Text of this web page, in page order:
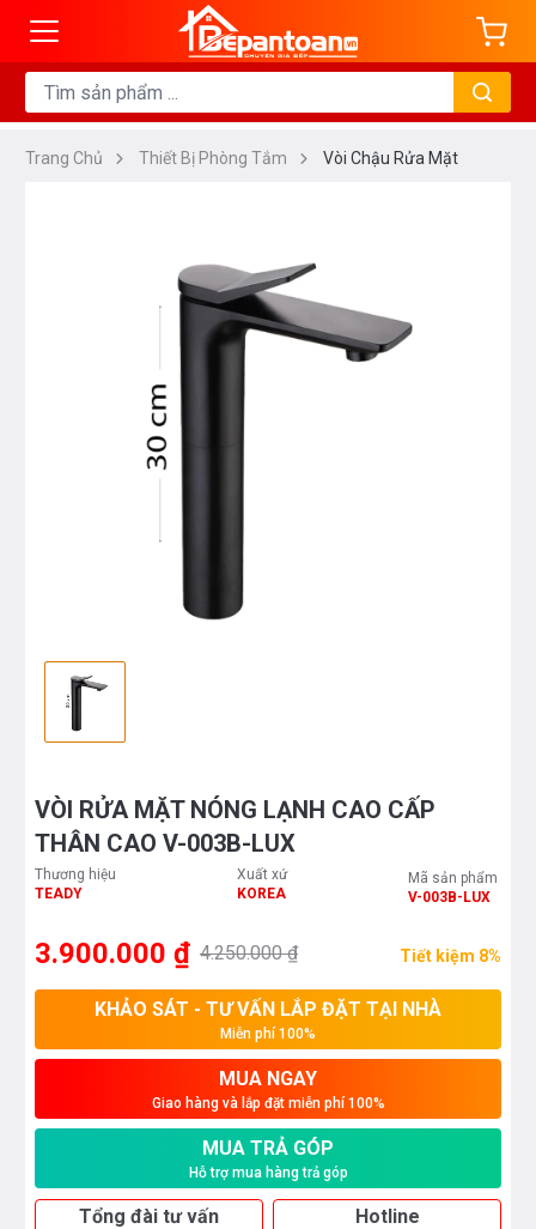
Trang Chủ Thiết Bị Phòng Tắm Vòi Chậu Rửa Mặt
VÒI RỬA MẶT NÓNG LẠNH CAO CẤP
THÂN CAO V-003B-LUX
Thương hiệu
TEADY
Xuất xứ
KOREA
Mã sản phẩm
V-003B-LUX
3.900.000 ₫ 4.250.000 ₫ Tiết kiệm 8%
KHẢO SÁT - TƯ VẤN LẮP ĐẶT TẠI NHÀ
Miễn phí 100%
MUA NGAY
Giao hàng và lắp đặt miễn phí 100%
MUA TRẢ GÓP
Hỗ trợ mua hàng trả góp
Tổng đài tư vấn Hotline